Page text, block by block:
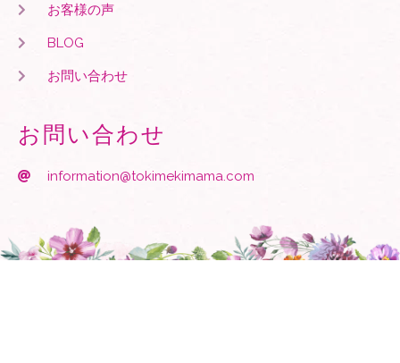
お客様の声
BLOG
お問い合わせ
お問い合わせ
information@tokimekimama.com